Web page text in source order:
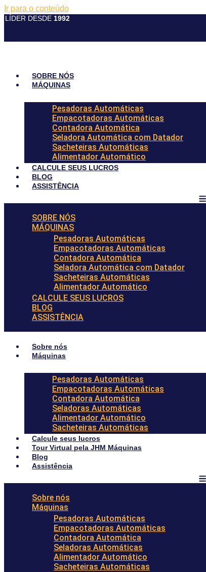
Ir para o conteúdo
LÍDER DESDE 1992
SOBRE NÓS
MÁQUINAS
Pesadoras Automáticas
Empacotadoras Automáticas
Contadora Automática
Seladora Automática com Datador
Sacheteiras Automáticas
Alimentador Automático
CALCULE SEUS LUCROS
BLOG
ASSISTÊNCIA
SOBRE NÓS
MÁQUINAS
Pesadoras Automáticas
Empacotadoras Automáticas
Contadora Automática
Seladora Automática com Datador
Sacheteiras Automáticas
Alimentador Automático
CALCULE SEUS LUCROS
BLOG
ASSISTÊNCIA
Sobre nós
Máquinas
Pesadoras Automáticas
Empacotadoras Automáticas
Contadora Automática
Seladoras Automáticas
Alimentador Automático
Sacheteiras Automáticas
Calcule seus lucros
Tour Virtual pela JHM Máquinas
Blog
Assistência
Sobre nós
Máquinas
Pesadoras Automáticas
Empacotadoras Automáticas
Contadora Automática
Seladoras Automáticas
Alimentador Automático
Sacheteiras Automáticas